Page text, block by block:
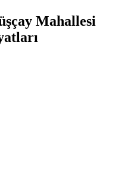
Mahallesi